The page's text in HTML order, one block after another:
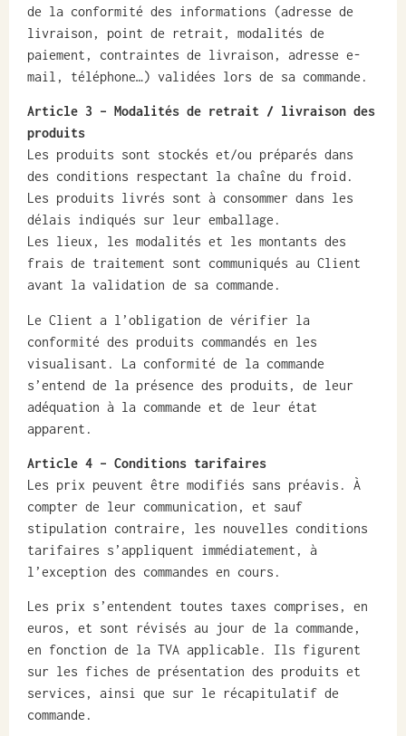
de la conformité des informations (adresse de
livraison, point de retrait, modalités de
paiement, contraintes de livraison, adresse e-
mail, téléphone…) validées lors de sa commande.
Article 3 – Modalités de retrait / livraison des
produits
Les produits sont stockés et/ou préparés dans
des conditions respectant la chaîne du froid.
Les produits livrés sont à consommer dans les
délais indiqués sur leur emballage.
Les lieux, les modalités et les montants des
frais de traitement sont communiqués au Client
avant la validation de sa commande.
Le Client a l’obligation de vérifier la
conformité des produits commandés en les
visualisant. La conformité de la commande
s’entend de la présence des produits, de leur
adéquation à la commande et de leur état
apparent.
Article 4 – Conditions tarifaires
Les prix peuvent être modifiés sans préavis. À
compter de leur communication, et sauf
stipulation contraire, les nouvelles conditions
tarifaires s’appliquent immédiatement, à
l’exception des commandes en cours.
Les prix s’entendent toutes taxes comprises, en
euros, et sont révisés au jour de la commande,
en fonction de la TVA applicable. Ils figurent
sur les fiches de présentation des produits et
services, ainsi que sur le récapitulatif de
commande.